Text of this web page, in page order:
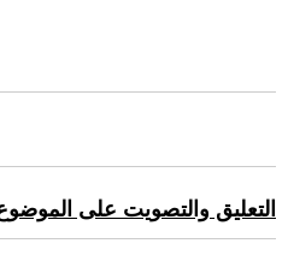
التعليق والتصويت على